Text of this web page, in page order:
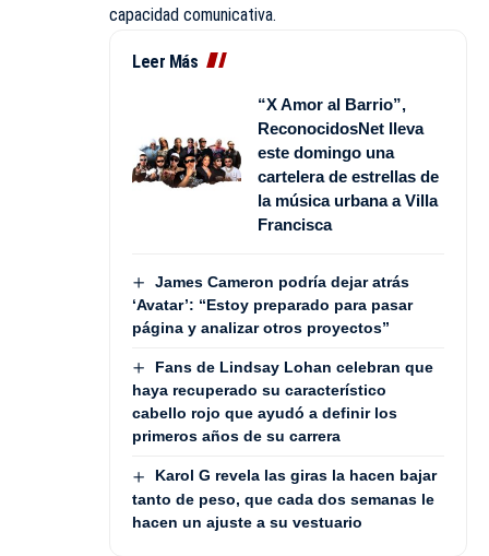
capacidad comunicativa.
Leer Más
“X Amor al Barrio”,
ReconocidosNet lleva
este domingo una
cartelera de estrellas de
la música urbana a Villa
Francisca
James Cameron podría dejar atrás
‘Avatar’: “Estoy preparado para pasar
página y analizar otros proyectos”
Fans de Lindsay Lohan celebran que
haya recuperado su característico
cabello rojo que ayudó a definir los
primeros años de su carrera
Karol G revela las giras la hacen bajar
tanto de peso, que cada dos semanas le
hacen un ajuste a su vestuario